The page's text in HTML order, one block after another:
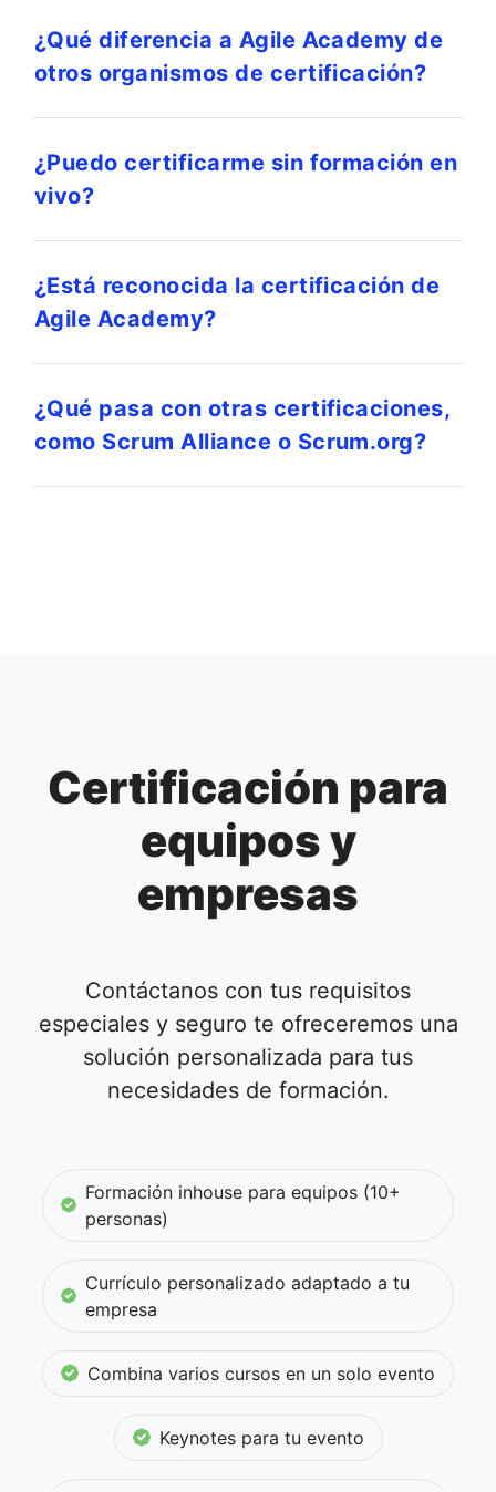
¿Qué diferencia a Agile Academy de
otros organismos de certificación?
¿Puedo certificarme sin formación en
vivo?
¿Está reconocida la certificación de
Agile Academy?
¿Qué pasa con otras certificaciones,
como Scrum Alliance o Scrum.org?
Certificación para
equipos y
empresas
Contáctanos con tus requisitos
especiales y seguro te ofreceremos una
solución personalizada para tus
necesidades de formación.
Formación inhouse para equipos (10+
personas)
Currículo personalizado adaptado a tu
empresa
Combina varios cursos en un solo evento
Keynotes para tu evento